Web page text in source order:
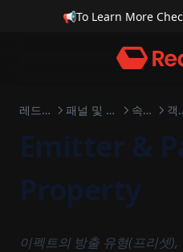
📢To Learn More
레드브릭 엔진 패널 및 툴바 조작하기 속성 패널
Emitter &
Property
이펙트의 방출 유형(프리셋